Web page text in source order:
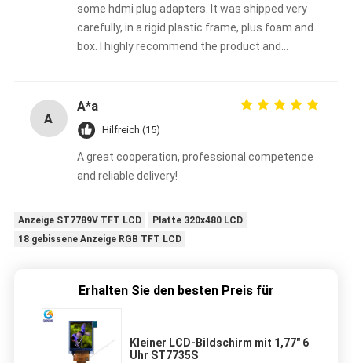
some hdmi plug adapters. It was shipped very
carefully, in a rigid plastic frame, plus foam and
box. I highly recommend the product and
A
A*a
Hilfreich (15)
A great cooperation, professional competence
and reliable delivery!
Anzeige ST7789V TFT LCD
Platte 320x480 LCD
18 gebissene Anzeige RGB TFT LCD
Erhalten Sie den besten Preis für
Kleiner LCD-Bildschirm mit 1,77" 6
Uhr ST7735S